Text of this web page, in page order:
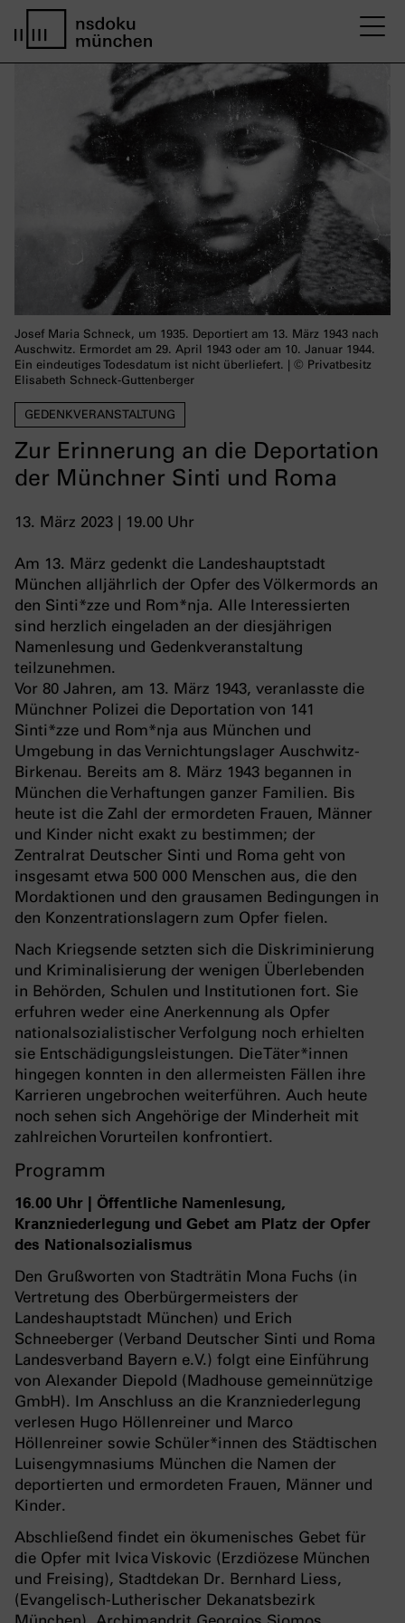
GEDENKVERANSTALTUNG
Zur Erinnerung an die Deportation
der Münchner Sinti und Roma
13. März 2023 | 19.00 Uhr
Josef Maria Schneck, um 1935. Deportiert am 13. März 1943 nach
Auschwitz. Ermordet am 29. April 1943 oder am 10. Januar 1944.
Ein eindeutiges Todesdatum ist nicht überliefert. | © Privatbesitz
Elisabeth Schneck-Guttenberger
Am 13. März gedenkt die Landeshauptstadt
München alljährlich der Opfer des Völkermords an
den Sinti*zze und Rom*nja. Alle Interessierten
sind herzlich eingeladen an der diesjährigen
Namenlesung und Gedenkveranstaltung
teilzunehmen.
Vor 80 Jahren, am 13. März 1943, veranlasste die
Münchner Polizei die Deportation von 141
Sinti*zze und Rom*nja aus München und
Umgebung in das Vernichtungslager Auschwitz-
Birkenau. Bereits am 8. März 1943 begannen in
München die Verhaftungen ganzer Familien. Bis
heute ist die Zahl der ermordeten Frauen, Männer
und Kinder nicht exakt zu bestimmen; der
Zentralrat Deutscher Sinti und Roma geht von
insgesamt etwa 500 000 Menschen aus, die den
Mordaktionen und den grausamen Bedingungen in
den Konzentrationslagern zum Opfer fielen.
Nach Kriegsende setzten sich die Diskriminierung
und Kriminalisierung der wenigen Überlebenden
in Behörden, Schulen und Institutionen fort. Sie
erfuhren weder eine Anerkennung als Opfer
nationalsozialistischer Verfolgung noch erhielten
sie Entschädigungsleistungen. Die Täter*innen
hingegen konnten in den allermeisten Fällen ihre
Karrieren ungebrochen weiterführen. Auch heute
noch sehen sich Angehörige der Minderheit mit
zahlreichen Vorurteilen konfrontiert.
Programm
16.00 Uhr | Öffentliche Namenlesung,
Kranzniederlegung und Gebet am Platz der Opfer
des Nationalsozialismus
Den Grußworten von Stadträtin Mona Fuchs (in
Vertretung des Oberbürgermeisters der
Landeshauptstadt München) und Erich
Schneeberger (Verband Deutscher Sinti und Roma
Landesverband Bayern e.V.) folgt eine Einführung
von Alexander Diepold (Madhouse gemeinnützige
GmbH). Im Anschluss an die Kranzniederlegung
verlesen Hugo Höllenreiner und Marco
Höllenreiner sowie Schüler*innen des Städtischen
Luisengymnasiums München die Namen der
deportierten und ermordeten Frauen, Männer und
Kinder.
Abschließend findet ein ökumenisches Gebet für
die Opfer mit Ivica Viskovic (Erzdiözese München
und Freising), Stadtdekan Dr. Bernhard Liess,
(Evangelisch-Lutherischer Dekanatsbezirk